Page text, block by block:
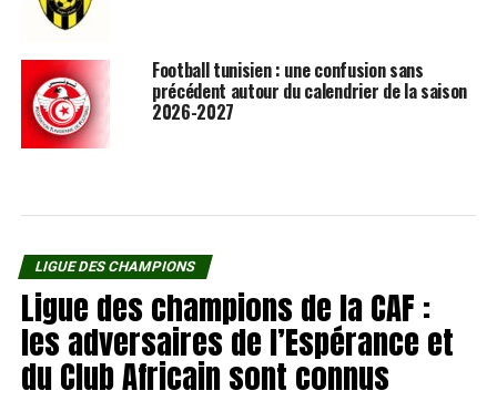
Football tunisien : une confusion sans
précédent autour du calendrier de la saison
2026-2027
LIGUE DES CHAMPIONS
Ligue des champions de la CAF :
les adversaires de l’Espérance et
du Club Africain sont connus